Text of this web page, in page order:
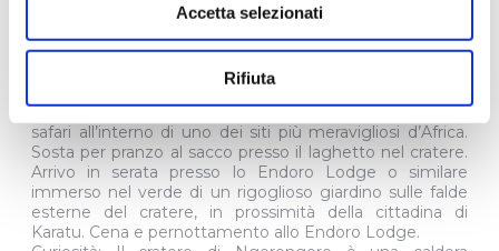
Accetta selezionati
Rifiuta
avvistare “I Big Five.” Il parco e` considerato essere una
imploso alcuni milioni di anni fa con la piu` vasta caldera
presente sulla terra ancora intatta e al cui interno si e`
e animale'. Discesa nel cratere per un emozionante
safari all’interno di uno dei siti più meravigliosi d’Africa.
Sosta per pranzo al sacco presso il laghetto nel cratere.
Arrivo in serata presso lo Endoro Lodge o similare
immerso nel verde di un rigoglioso giardino sulle falde
esterne del cratere, in prossimità della cittadina di
Karatu. Cena e pernottamento allo Endoro Lodge.